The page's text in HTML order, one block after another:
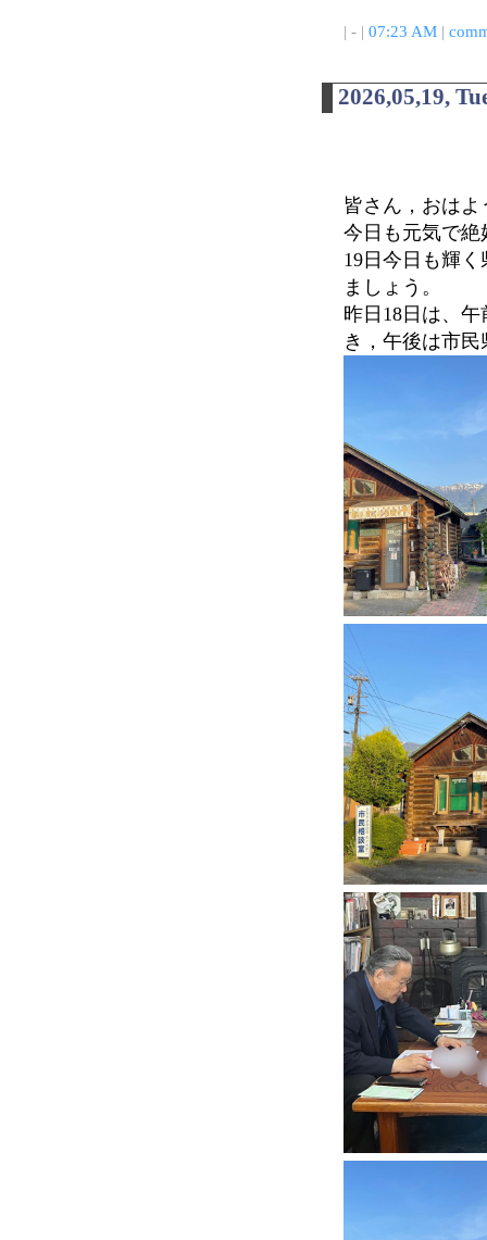
| - | 07:23 AM|
2026,05,19,
皆さん，おは
今日も元気で絶
19日今日も輝
ましょう。
昨日18日は、
き，午後は市